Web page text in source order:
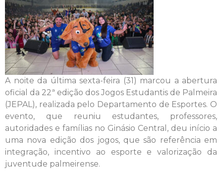
A noite da última sexta-feira (31) marcou a abertura
oficial da 22ª edição dos Jogos Estudantis de Palmeira
(JEPAL), realizada pelo Departamento de Esportes. O
evento, que reuniu estudantes, professores,
autoridades e famílias no Ginásio Central, deu início a
uma nova edição dos jogos, que são referência em
integração, incentivo ao esporte e valorização da
juventude palmeirense.